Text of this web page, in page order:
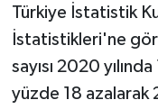
Türkiye İstatistik
İstatistikleri'ne
sayısı 2020
yüzde 18 azalarak